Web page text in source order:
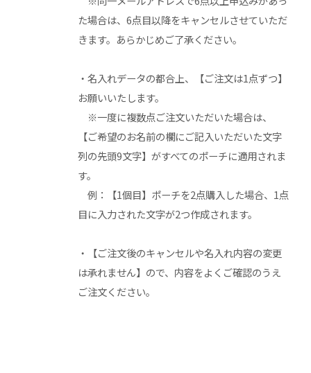
た場合は、6点目以降をキャンセルさせていただ
きます。あらかじめご了承ください。
・名入れデータの都合上、【ご注文は1点ずつ】
お願いいたします。
※一度に複数点ご注文いただいた場合は、
【ご希望のお名前の欄にご記入いただいた文字
列の先頭9文字】がすべてのポーチに適用されま
す。
例：【1個目】ポーチを2点購入した場合、1点
目に入力された文字が2つ作成されます。
・【ご注文後のキャンセルや名入れ内容の変更
は承れません】ので、内容をよくご確認のうえ
ご注文ください。